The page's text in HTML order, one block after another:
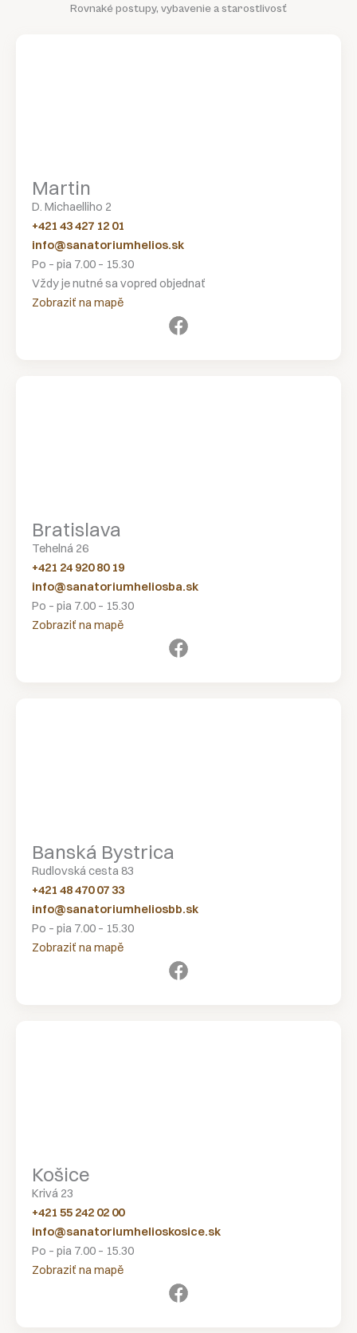
Rovnaké postupy, vybavenie a starostlivosť
Martin
D. Michaelliho 2
+421 43 427 12 01
info@sanatoriumhelios.sk
Po – pia 7.00 – 15.30
Vždy je nutné sa vopred objednať
Zobraziť na mapě
Bratislava
Tehelná 26
+421 24 920 80 19
info@sanatoriumheliosba.sk
Po – pia 7.00 – 15.30
Zobraziť na mapě
Banská Bystrica
Rudlovská cesta 83
+421 48 470 07 33
info@sanatoriumheliosbb.sk
Po – pia 7.00 – 15.30
Zobraziť na mapě
Košice
Krivá 23
+421 55 242 02 00
info@sanatoriumhelioskosice.sk
Po – pia 7.00 – 15.30
Zobraziť na mapě